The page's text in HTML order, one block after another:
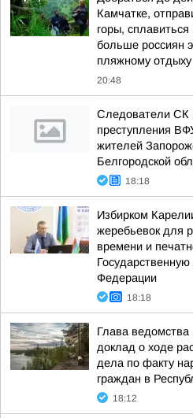
Камчатке,
горы,
больше россиян
пляжному
20:48
Следователи СК
преступления
жителей
Белгородской
18:18
Избирком
жеребьевок для
времени и
Федерации
18:18
Глава ведомства
доклад о ходе
дела по факту
граждан в
18:12